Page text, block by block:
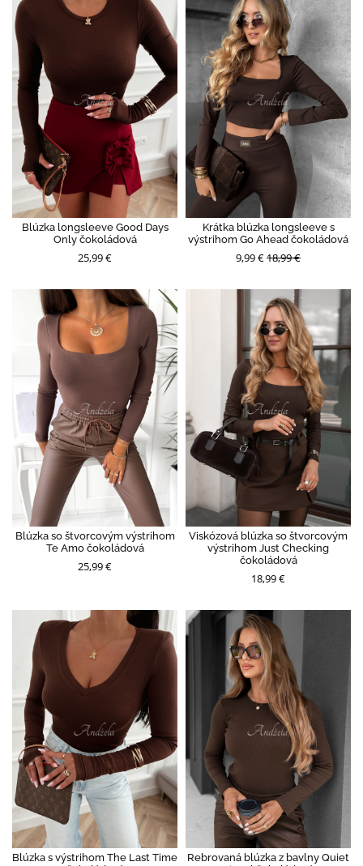
Blúzka longsleeve Good Days
Only čokoládová
25,99 €
Krátka blúzka longsleeve s
výstrihom Go Ahead čokoládová
9,99 €18,99 €
Blúzka so štvorcovým výstrihom
Te Amo čokoládová
25,99 €
Viskózová blúzka so štvorcovým
výstrihom Just Checking
čokoládová
18,99 €
Blúzka s výstrihom The Last Time
Rebrovaná blúzka z bavlny Quiet